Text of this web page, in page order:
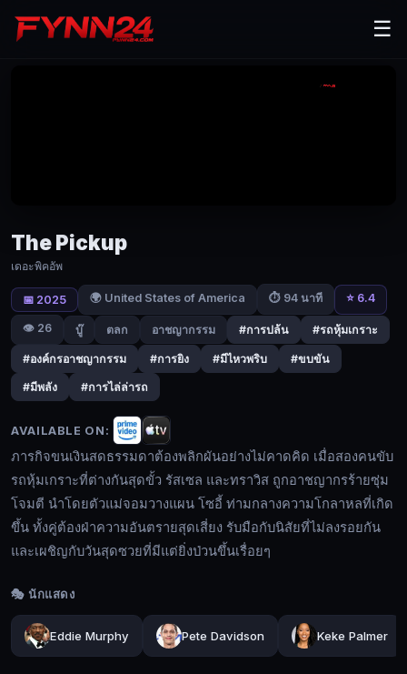
☰
🔍
🔓
เข้า
สู่
The
Pickup
ภารกิจ
ขน
เงินสด
ธรรมดา
ต้อง
พลิก
ไม่
คาด
คิด
เมื่อ
สอง
คน
รถ
หุ้ม
เกราะ
The Pickup
เดอะพิคอัพ
📅 2025 🌍 United States of America ⏱ 94 นาที ⭐ 6.4
👁️ 26 บู๊ ตลก อาชญากรรม #การปล้น #รถหุ้มเกราะ
#องค์กรอาชญากรรม #การยิง #มีไหวพริบ #ขบขัน
#มีพลัง #การไล่ล่ารถ
AVAILABLE ON:
ภารกิจขนเงินสดธรรมดาต้องพลิกผันอย่างไม่คาดคิด เมื่อสองคนขับ
รถหุ้มเกราะที่ต่างกันสุดขั้ว รัสเซล และทราวิส ถูกอาชญากรร้ายซุ่ม
โจมตี นำโดยตัวแม่จอมวางแผน โซอี้ ท่ามกลางความโกลาหลที่เกิด
ขึ้น ทั้งคู่ต้องฝ่าความอันตรายสุดเสี่ยง รับมือกับนิสัยที่ไม่ลงรอยกัน
และเผชิญกับวันสุดซวยที่มีแต่ยิ่งป่วนขึ้นเรื่อยๆ
🎭 นักแสดง
Eddie Murphy Pete Davidson Keke Palmer